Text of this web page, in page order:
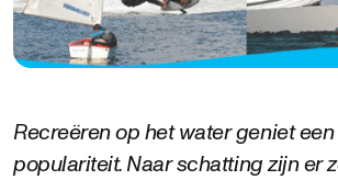
Recreëren op het water geniet
populariteit. Naar schatting zijn er